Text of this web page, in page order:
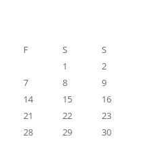
F S
S
1
2
7 8
9
14 15
16
21 22
23
28 29
30